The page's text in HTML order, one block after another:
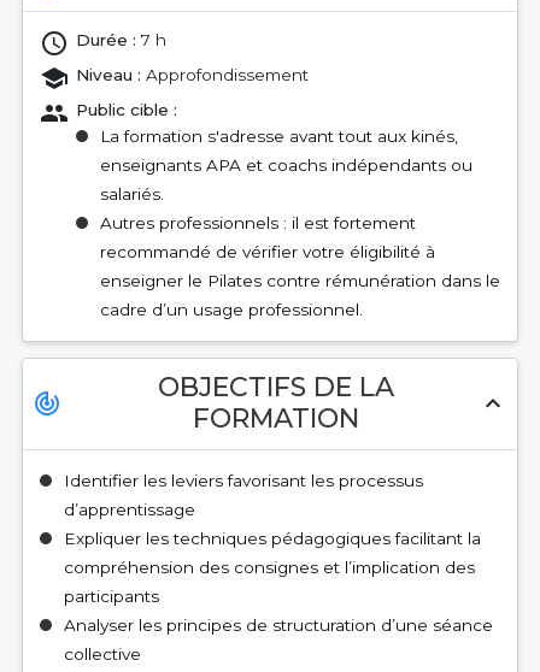
Durée : 7 h
Niveau : Approfondissement
Public cible :
La formation s'adresse avant tout aux kinés,
enseignants APA et coachs indépendants ou
salariés.
Autres professionnels : il est fortement
recommandé de vérifier votre éligibilité à
enseigner le Pilates contre rémunération dans le
cadre d’un usage professionnel.
track_changes
OBJECTIFS DE LA
FORMATION
expand_less
Identifier les leviers favorisant les processus
d’apprentissage
Expliquer les techniques pédagogiques facilitant la
compréhension des consignes et l’implication des
participants
Analyser les principes de structuration d’une séance
collective